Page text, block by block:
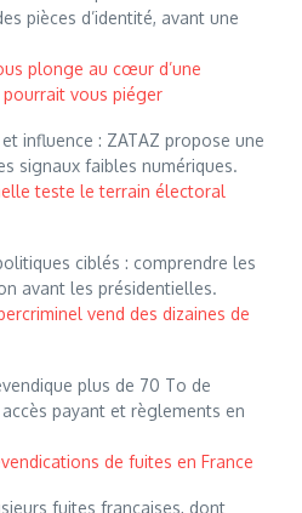
pièces d’identité, avant une
plonge au cœur d’une
vous piéger
influence : ZATAZ propose une
signaux faibles numériques.
teste le terrain électoral
ciblés : comprendre les
avant les présidentielles.
vend des dizaines de
plus de 70 To de
payant et règlements en
de fuites en France
fuites françaises, dont